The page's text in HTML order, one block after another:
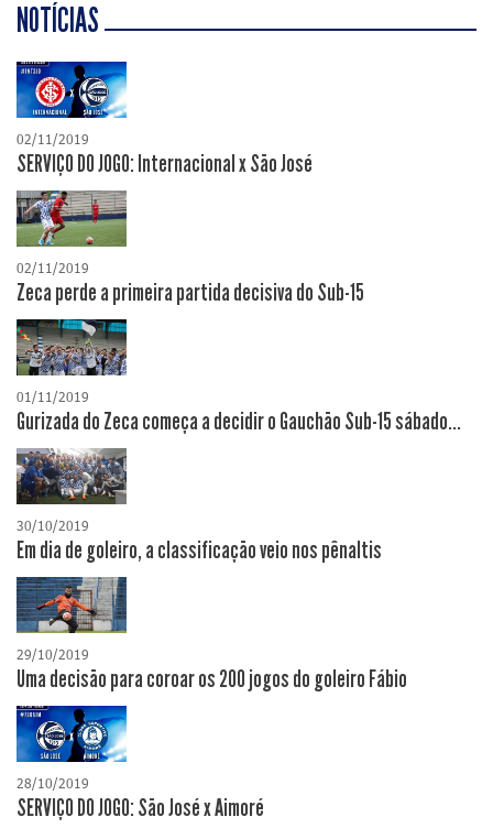
NOTÍCIAS
02/11/2019
SERVIÇO DO JOGO: Internacional x São José
02/11/2019
Zeca perde a primeira partida decisiva do Sub-15
01/11/2019
Gurizada do Zeca começa a decidir o Gauchão Sub-15 sábado...
30/10/2019
Em dia de goleiro, a classificação veio nos pênaltis
29/10/2019
Uma decisão para coroar os 200 jogos do goleiro Fábio
28/10/2019
SERVIÇO DO JOGO: São José x Aimoré